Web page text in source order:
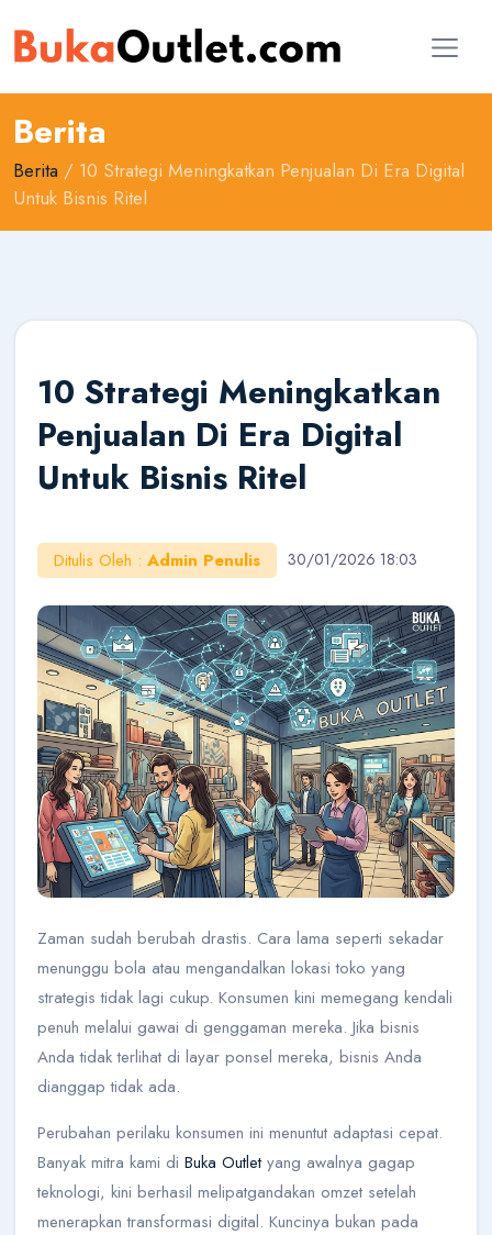
Berita
Berita / 10 Strategi Meningkatkan Penjualan Di Era Digital
Untuk Bisnis Ritel
10 Strategi Meningkatkan
Penjualan Di Era Digital
Untuk Bisnis Ritel
Ditulis Oleh : Admin Penulis 30/01/2026 18:03
Zaman sudah berubah drastis. Cara lama seperti sekadar
menunggu bola atau mengandalkan lokasi toko yang
strategis tidak lagi cukup. Konsumen kini memegang kendali
penuh melalui gawai di genggaman mereka. Jika bisnis
Anda tidak terlihat di layar ponsel mereka, bisnis Anda
dianggap tidak ada.
Perubahan perilaku konsumen ini menuntut adaptasi cepat.
Banyak mitra kami di Buka Outletyang awalnya gagap
teknologi, kini berhasil melipatgandakan omzet setelah
menerapkan transformasi digital. Kuncinya bukan pada
AI Konsultan
Halo!
Saya AI Konsultan BukaOutlet. Siap membantu
seputar kemitraan, bisnis, dan outlet.
Cara Jadi Mitra Lihat Outlet Cek Budget
Belajar Bisnis